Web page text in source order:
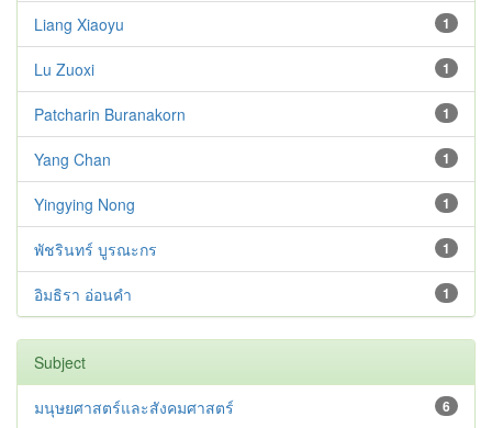
1
Liang Xiaoyu
1
Lu Zuoxi
1
Patcharin Buranakorn
1
Yang Chan
1
Yingying Nong
1
พัชรินทร์ บูรณะกร
1
อิมธิรา อ่อนคำ
Subject
6
มนุษยศาสตร์และสังคมศาสตร์